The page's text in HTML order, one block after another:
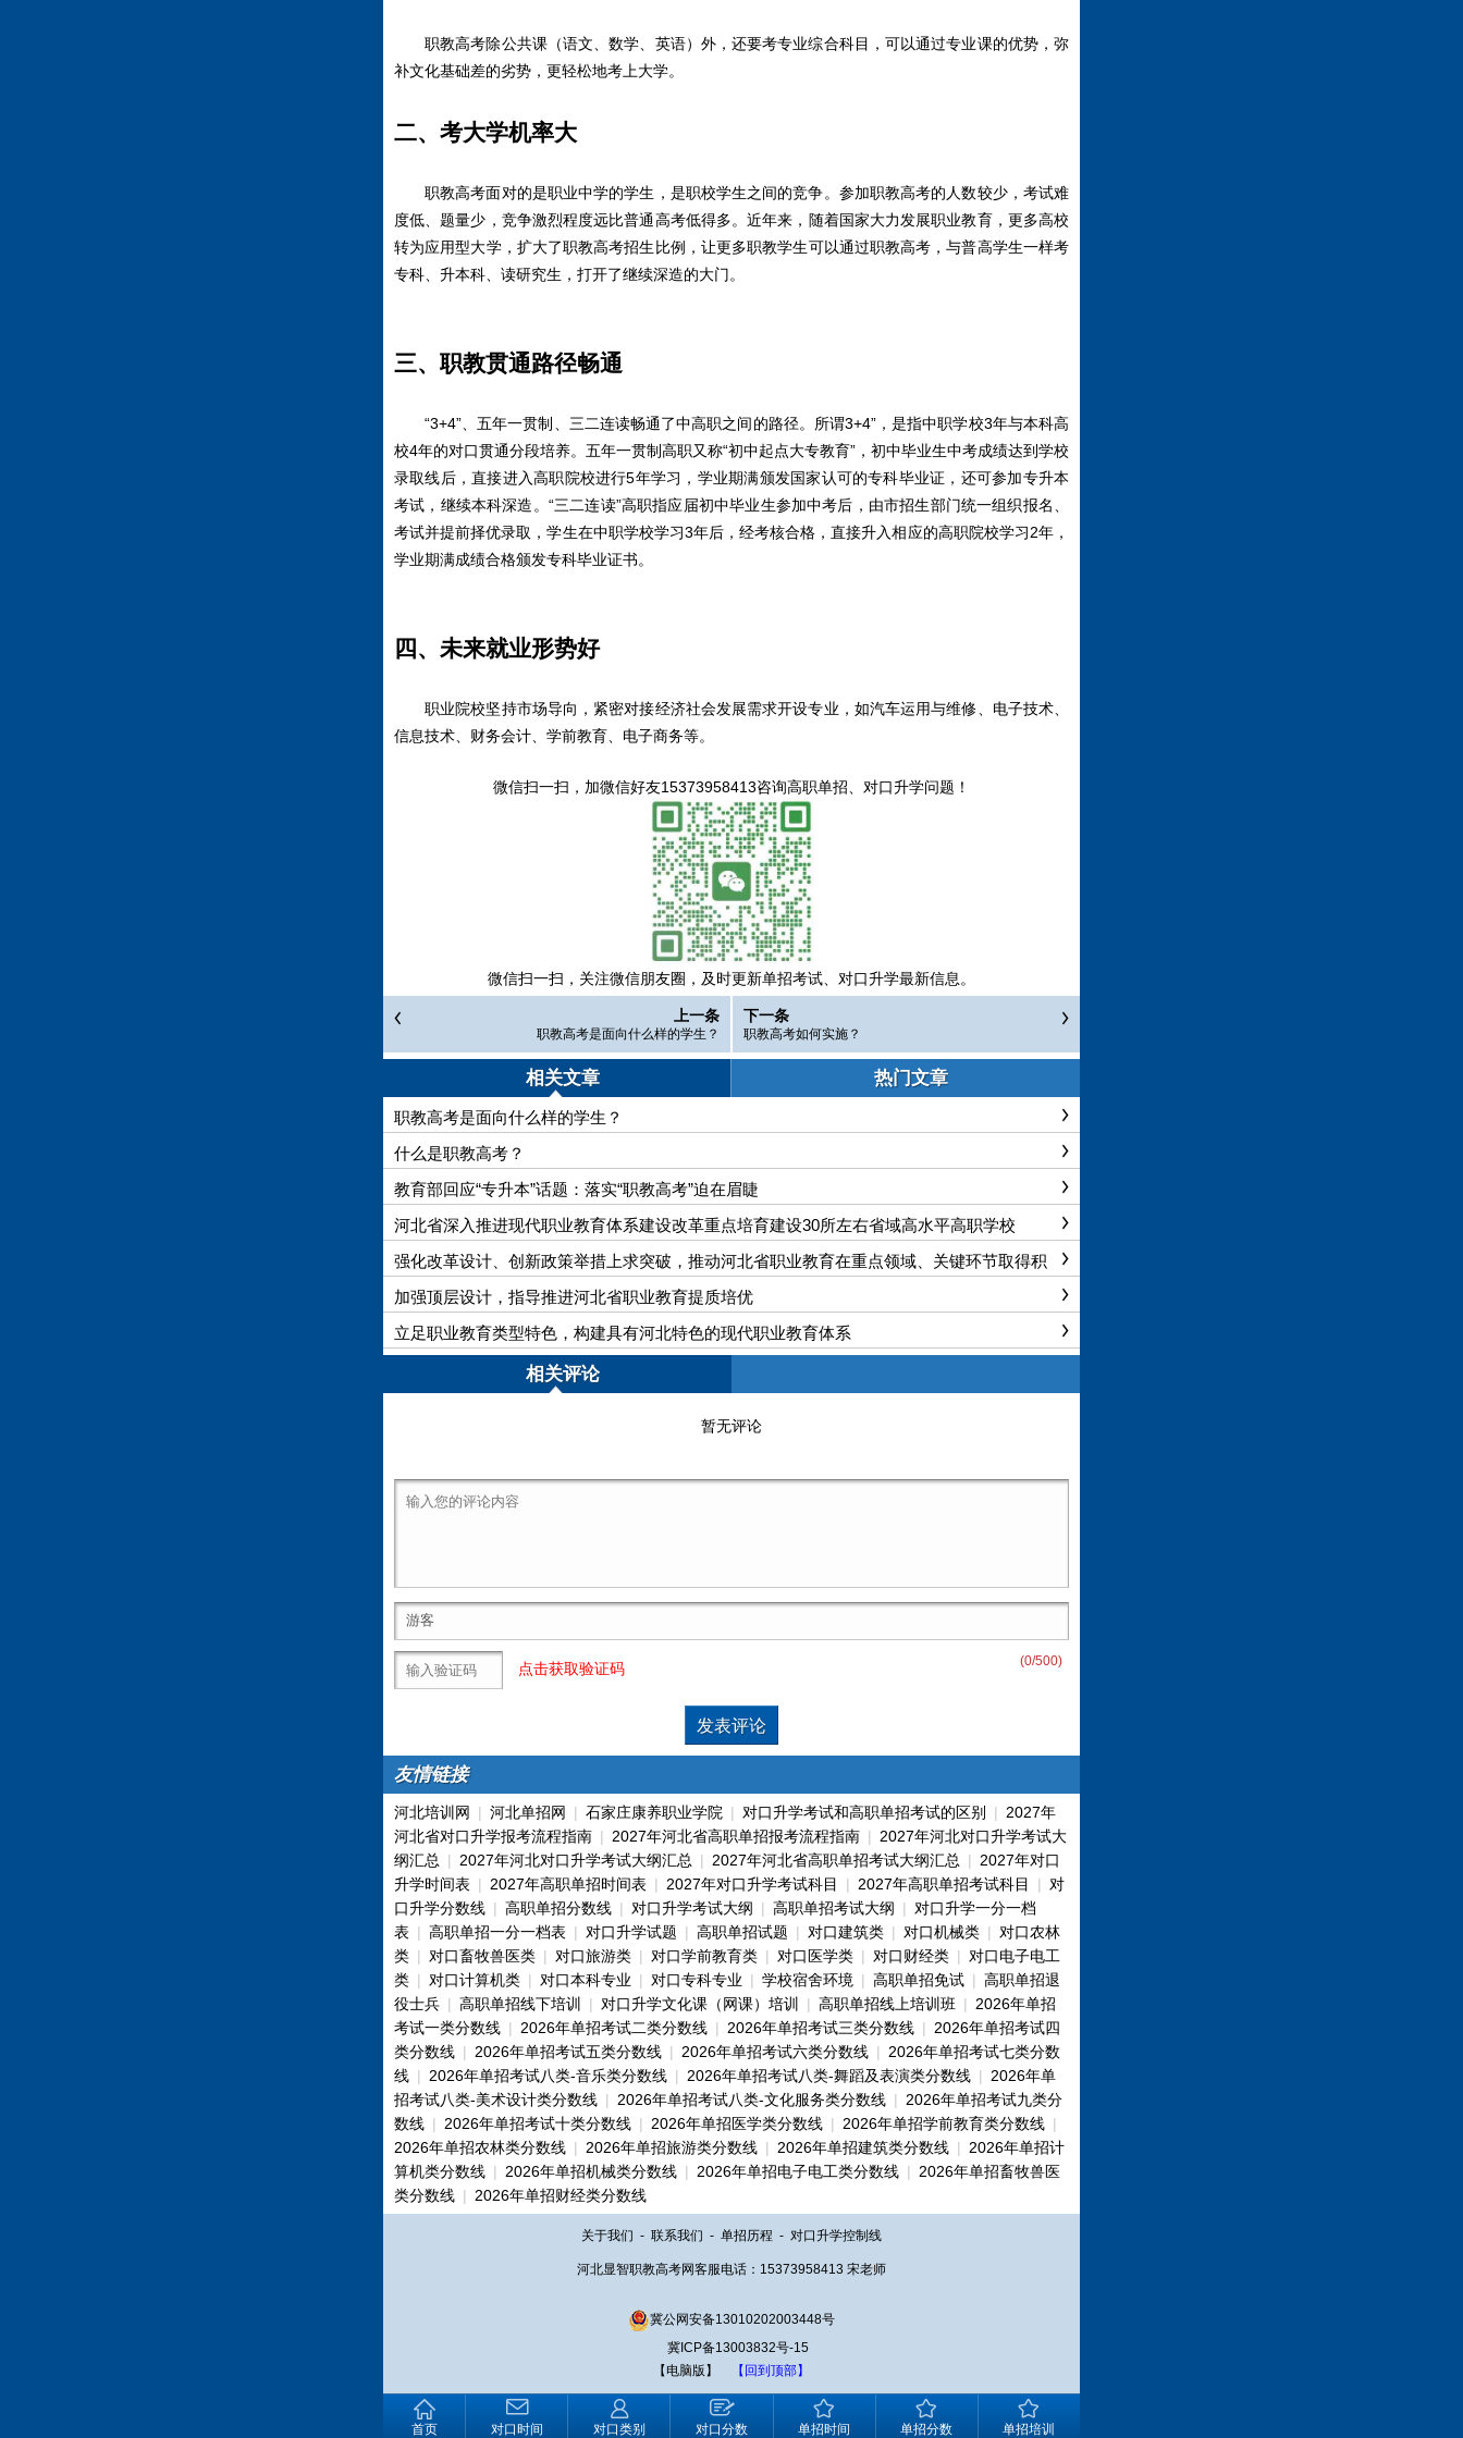
职教高考除公共课（语文、数学、英语）外，还要考专业综合科目，可以通过专业课的优势，弥
补文化基础差的劣势，更轻松地考上大学。
二、考大学机率大
职教高考面对的是职业中学的学生，是职校学生之间的竞争。参加职教高考的人数较少，考试难
度低、题量少，竞争激烈程度远比普通高考低得多。近年来，随着国家大力发展职业教育，更多高校
转为应用型大学，扩大了职教高考招生比例，让更多职教学生可以通过职教高考，与普高学生一样考
专科、升本科、读研究生，打开了继续深造的大门。
三、职教贯通路径畅通
“3+4”、五年一贯制、三二连读畅通了中高职之间的路径。所谓3+4”，是指中职学校3年与本科高
校4年的对口贯通分段培养。五年一贯制高职又称“初中起点大专教育”，初中毕业生中考成绩达到学校
录取线后，直接进入高职院校进行5年学习，学业期满颁发国家认可的专科毕业证，还可参加专升本
考试，继续本科深造。“三二连读”高职指应届初中毕业生参加中考后，由市招生部门统一组织报名、
考试并提前择优录取，学生在中职学校学习3年后，经考核合格，直接升入相应的高职院校学习2年，
学业期满成绩合格颁发专科毕业证书。
四、未来就业形势好
职业院校坚持市场导向，紧密对接经济社会发展需求开设专业，如汽车运用与维修、电子技术、
信息技术、财务会计、学前教育、电子商务等。
微信扫一扫， 加微信好友15373958413咨询高职单招、对口升学问题 ！
微信扫一扫， 关注微信朋友圈，及时更新单招考试、对口升学最新信息。
上一条
职教高考是面向什么样的学生？
下一条
职教高考如何实施？
相关文章 热门文章
职教高考是面向什么样的学生？
什么是职教高考？
教育部回应“专升本”话题：落实“职教高考”迫在眉睫
河北省深入推进现代职业教育体系建设改革重点培育建设30所左右省域高水平高职学校
强化改革设计、创新政策举措上求突破，推动河北省职业教育在重点领域、关键环节取得积
极进展
加强顶层设计，指导推进河北省职业教育提质培优
立足职业教育类型特色，构建具有河北特色的现代职业教育体系
相关评论
暂无评论
(0/500)
点击获取验证码
友情链接
河北培训网 | 河北单招网 | 石家庄康养职业学院 | 对口升学考试和高职单招考试的区别 | 2027年
河北省对口升学报考流程指南 | 2027年河北省高职单招报考流程指南 | 2027年河北对口升学考试大
纲汇总 | 2027年河北对口升学考试大纲汇总 | 2027年河北省高职单招考试大纲汇总 | 2027年对口
升学时间表 | 2027年高职单招时间表 | 2027年对口升学考试科目 | 2027年高职单招考试科目 | 对
口升学分数线 | 高职单招分数线 | 对口升学考试大纲 | 高职单招考试大纲 | 对口升学一分一档
表 | 高职单招一分一档表 | 对口升学试题 | 高职单招试题 | 对口建筑类 | 对口机械类 | 对口农林
类 | 对口畜牧兽医类 | 对口旅游类 | 对口学前教育类 | 对口医学类 | 对口财经类 | 对口电子电工
类 | 对口计算机类 | 对口本科专业 | 对口专科专业 | 学校宿舍环境 | 高职单招免试 | 高职单招退
役士兵 | 高职单招线下培训 | 对口升学文化课（网课）培训 | 高职单招线上培训班 | 2026年单招
考试一类分数线 | 2026年单招考试二类分数线 | 2026年单招考试三类分数线 | 2026年单招考试四
类分数线 | 2026年单招考试五类分数线 | 2026年单招考试六类分数线 | 2026年单招考试七类分数
线 | 2026年单招考试八类-音乐类分数线 | 2026年单招考试八类-舞蹈及表演类分数线 | 2026年单
招考试八类-美术设计类分数线 | 2026年单招考试八类-文化服务类分数线 | 2026年单招考试九类分
数线 | 2026年单招考试十类分数线 | 2026年单招医学类分数线 | 2026年单招学前教育类分数线 |
2026年单招农林类分数线 | 2026年单招旅游类分数线 | 2026年单招建筑类分数线 | 2026年单招计
算机类分数线 | 2026年单招机械类分数线 | 2026年单招电子电工类分数线 | 2026年单招畜牧兽医
类分数线 | 2026年单招财经类分数线
关于我们 - 联系我们 - 单招历程 - 对口升学控制线
河北显智职教高考网客服电话：15373958413 宋老师
冀公网安备13010202003448号
冀ICP备13003832号-15
【电脑版】
【回到顶部】
首页 对口时间 对口类别 对口分数 单招时间 单招分数 单招培训